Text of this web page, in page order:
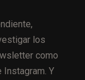
los
como
Y